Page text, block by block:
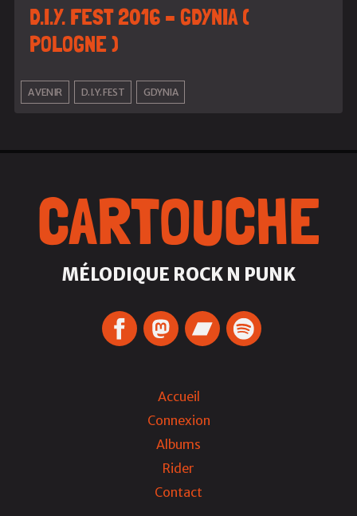
D.I.Y. FEST 2016 – GDYNIA (
POLOGNE )
A VENIR D.I.Y. FEST GDYNIA
CARTOUCHE
MÉLODIQUE ROCK N PUNK
Accueil
Connexion
Albums
Rider
Contact